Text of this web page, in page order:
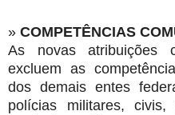
» COMPETÊNCIAS
As novas atribuições
excluem as
dos demais entes
polícias militares,